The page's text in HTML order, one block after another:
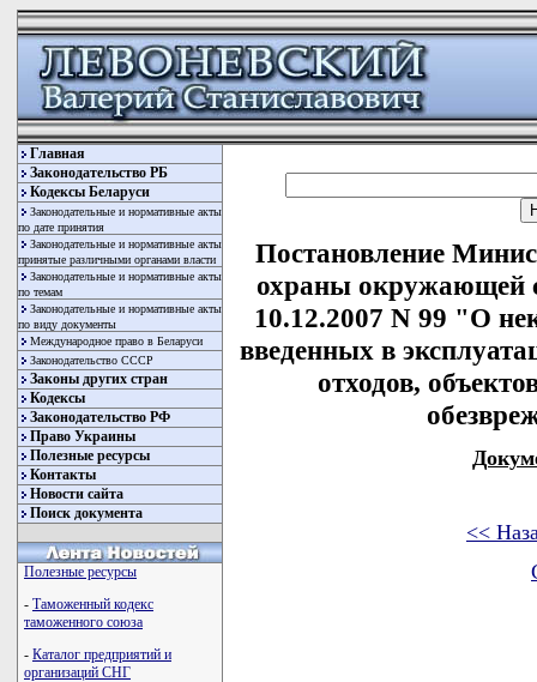
Главная
Законодательство РБ
Кодексы Беларуси
Законодательные и нормативные акты
по дате принятия
Законодательные и нормативные акты
принятые различными органами власти
Законодательные и нормативные акты
по темам
Законодательные и нормативные акты
по виду документы
Международное право в Беларуси
Законодательство СССР
Законы других стран
Кодексы
Законодательство РФ
Право Украины
Полезные ресурсы
Контакты
Новости сайта
Поиск документа
Полезные ресурсы
- Таможенный кодекс
таможенного союза
- Каталог предприятий и
организаций СНГ
Постановление
охраны окружающей
10.12.2007 N 99 "О
введенных в
отходов,
<<